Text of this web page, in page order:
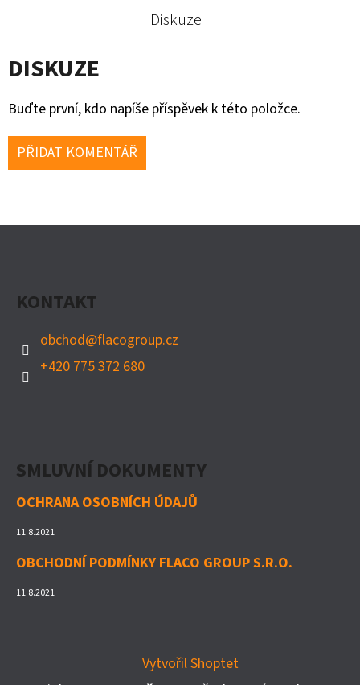
Diskuze
DISKUZE
Buďte první, kdo napíše příspěvek k této položce.
PŘIDAT KOMENTÁŘ
KONTAKT
obchod@flacogroup.cz
+420 775 372 680
SMLUVNÍ DOKUMENTY
OCHRANA OSOBNÍCH ÚDAJŮ
11.8.2021
OBCHODNÍ PODMÍNKY FLACO GROUP S.R.O.
11.8.2021
Vytvořil Shoptet